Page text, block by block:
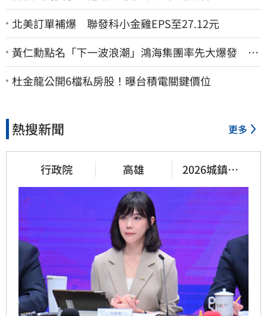
北美訂單補爆 聯發科小金雞EPS至27.12元
黃仁勳點名「下一波浪潮」鴻海集團率先大爆發 台
股這族群全面噴出
杜金龍公開6檔私房股！曝台積電關鍵價位
熱搜新聞 更多
行政院 高雄
2026城鎮韌
性演習